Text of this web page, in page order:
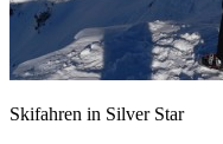
Skifahren in Silver Star